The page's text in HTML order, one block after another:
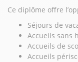
Ce diplôme offre
Séjours de
Accueils sans
Accueils de
Accueils